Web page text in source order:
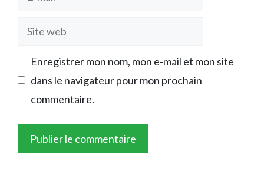
Site
Enregistrer mon nom, mon e-mail et mon site
dans le navigateur pour mon prochain
commentaire.